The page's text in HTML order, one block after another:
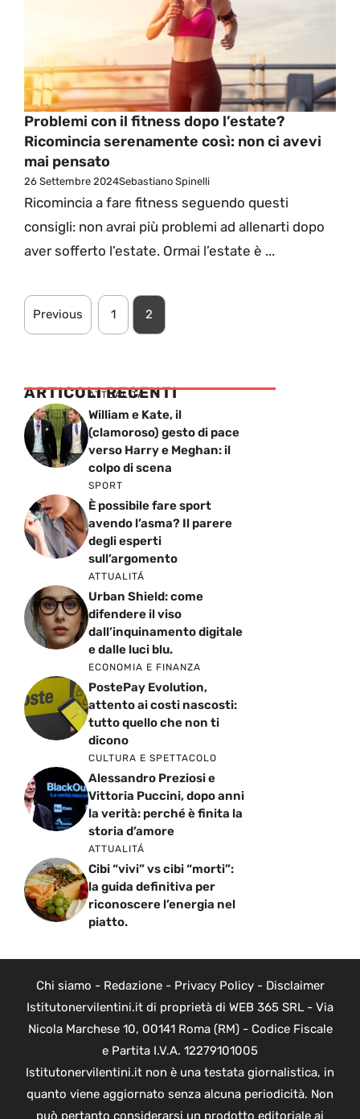
Problemi con il fitness dopo l’estate?
Ricomincia serenamente così: non ci avevi
mai pensato
26 Settembre 2024Sebastiano Spinelli
Ricomincia a fare fitness seguendo questi
consigli: non avrai più problemi ad allenarti dopo
aver sofferto l’estate. Ormai l’estate è ...
Previous 1 2
ARTICOLI RECENTI
ATTUALITÁ
William e Kate, il
(clamoroso) gesto di pace
verso Harry e Meghan: il
colpo di scena
SPORT
È possibile fare sport
avendo l’asma? Il parere
degli esperti
sull’argomento
ATTUALITÁ
Urban Shield: come
difendere il viso
dall’inquinamento digitale
e dalle luci blu.
ECONOMIA E FINANZA
PostePay Evolution,
attento ai costi nascosti:
tutto quello che non ti
dicono
CULTURA E SPETTACOLO
Alessandro Preziosi e
Vittoria Puccini, dopo anni
la verità: perché è finita la
storia d’amore
ATTUALITÁ
Cibi “vivi” vs cibi “morti”:
la guida definitiva per
riconoscere l’energia nel
piatto.
Chi siamo - Redazione- Privacy Policy- Disclaimer
Istitutonervilentini.it di proprietà di WEB 365 SRL - Via
Nicola Marchese 10, 00141 Roma (RM) - Codice Fiscale
e Partita I.V.A. 12279101005
Istitutonervilentini.it non è una testata giornalistica, in
quanto viene aggiornato senza alcuna periodicità. Non